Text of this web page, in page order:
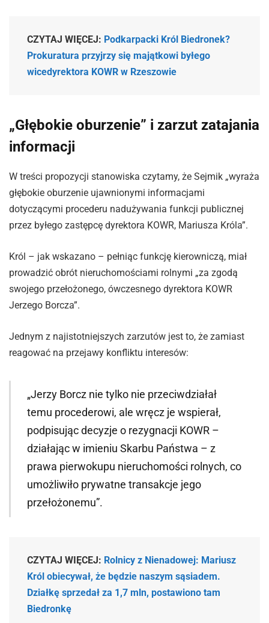
CZYTAJ WIĘCEJ: Podkarpacki Król Biedronek?
Prokuratura przyjrzy się majątkowi byłego
wicedyrektora KOWR w Rzeszowie
„Głębokie oburzenie” i zarzut zatajania
informacji
W treści propozycji stanowiska czytamy, że Sejmik „wyraża
głębokie oburzenie ujawnionymi informacjami
dotyczącymi procederu nadużywania funkcji publicznej
przez byłego zastępcę dyrektora KOWR, Mariusza Króla”.
Król – jak wskazano – pełniąc funkcję kierowniczą, miał
prowadzić obrót nieruchomościami rolnymi „za zgodą
swojego przełożonego, ówczesnego dyrektora KOWR
Jerzego Borcza”.
Jednym z najistotniejszych zarzutów jest to, że zamiast
reagować na przejawy konfliktu interesów:
„Jerzy Borcz nie tylko nie przeciwdziałał
temu procederowi, ale wręcz je wspierał,
podpisując decyzje o rezygnacji KOWR –
działając w imieniu Skarbu Państwa – z
prawa pierwokupu nieruchomości rolnych, co
umożliwiło prywatne transakcje jego
przełożonemu”.
CZYTAJ WIĘCEJ: Rolnicy z Nienadowej: Mariusz
Król obiecywał, że będzie naszym sąsiadem.
Działkę sprzedał za 1,7 mln, postawiono tam
Biedronkę